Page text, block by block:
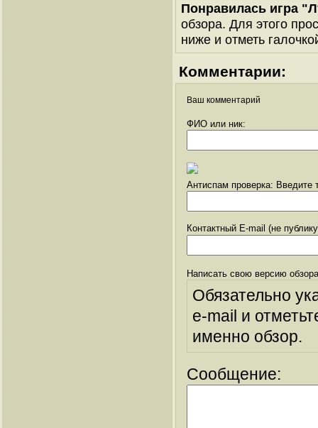
Понравилась игра
обзора. Для этого
ниже и отметь
Комментарии:
Ваш комментарий
ФИО или ник:
Антиспам проверка: Введите
Контактный E-mail (не
Написать свою версию
Обязательно
e-mail и
именно обзор.
Сообщение: